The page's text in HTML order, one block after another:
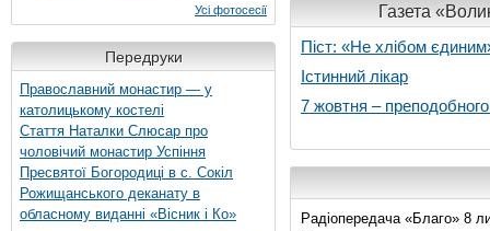
Усі фотосесії
Передруки
Православний монастир — у
католицькому костелі
Стаття Наталки Слюсар про
чоловічий монастир Успіння
Пресвятої Богородиці в с. Сокіл
Рожищанського деканату в
обласному виданні «Вісник і Ко»
Газета
Піст: «Не хлібом
Істинний лікар
7 жовтня –
Радіопередача «Благо» 8